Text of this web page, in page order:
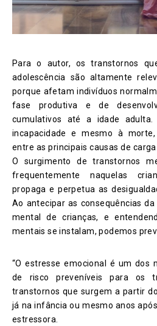
Para o autor, os transtornos
adolescência são altamente
porque afetam indivíduos
fase produtiva e de
cumulativos até a idade
incapacidade e mesmo à
entre as principais causas de
O surgimento de transtornos
frequentemente naquelas
propaga e perpetua as
Ao antecipar as consequências
mental de crianças, e
mentais se instalam, podemos
“O estresse emocional é um dos
de risco preveníveis para os
transtornos que surgem a partir
já na infância ou mesmo anos
estressora.